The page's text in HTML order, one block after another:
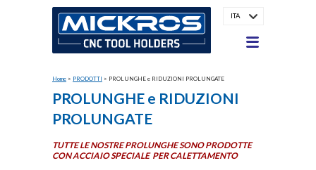
ITA
Home > PRODOTTI > PROLUNGHE e RIDUZIONI PROLUNGATE
PROLUNGHE e RIDUZIONI
PROLUNGATE
TUTTE LE NOSTRE PROLUNGHE SONO PRODOTTE
CON ACCIAIO SPECIALE PER CALETTAMENTO